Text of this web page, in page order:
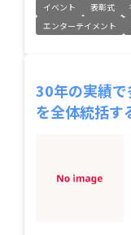
イベント 表彰式
エンターテイメント
30年の実績
を全体統括す